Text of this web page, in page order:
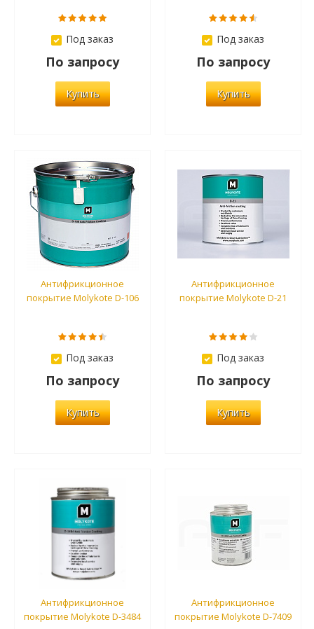
Под заказ
По запросу
Купить
Под заказ
По запросу
Купить
Антифрикционное
покрытие Molykote D-106
Под заказ
По запросу
Купить
Антифрикционное
покрытие Molykote D-21
Под заказ
По запросу
Купить
Антифрикционное
покрытие Molykote D-3484
Антифрикционное
покрытие Molykote D-7409